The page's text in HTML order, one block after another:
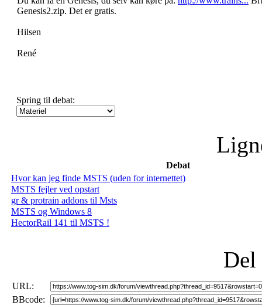
Genesis2.zip. Det er gratis.
Hilsen
René
Spring til debat:
Debat
Hvor kan jeg finde MSTS (uden for internettet)
MSTS fejler ved opstart
gr & protrain addons til Msts
MSTS og Windows 8
HectorRail 141 til MSTS !
Del
URL:
BBcode: